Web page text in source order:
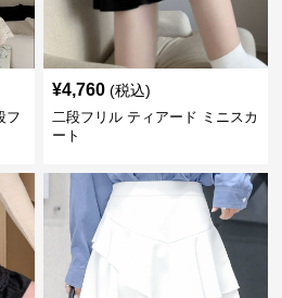
フ
¥4,760 (税込)
二段フリル ティアード ミニスカ
ート